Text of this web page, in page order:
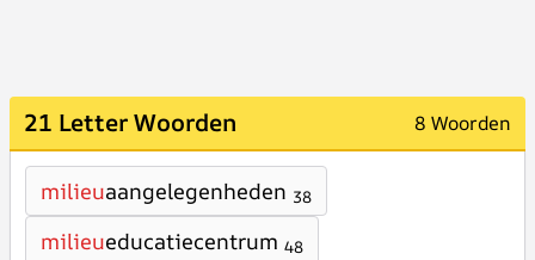
21 Letter Woorden 8 Woorden
milieuaangelegenheden 38
milieueducatiecentrum 48